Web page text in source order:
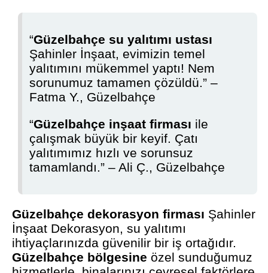
“Güzelbahçe su yalıtımı ustası
Şahinler İnşaat, evimizin temel
yalıtımını mükemmel yaptı! Nem
sorunumuz tamamen çözüldü.” –
Fatma Y., Güzelbahçe
“Güzelbahçe inşaat firması ile
çalışmak büyük bir keyif. Çatı
yalıtımımız hızlı ve sorunsuz
tamamlandı.” – Ali Ç., Güzelbahçe
Güzelbahçe dekorasyon firması Şahinler
İnşaat Dekorasyon, su yalıtımı
ihtiyaçlarınızda güvenilir bir iş ortağıdır.
Güzelbahçe bölgesine özel sunduğumuz